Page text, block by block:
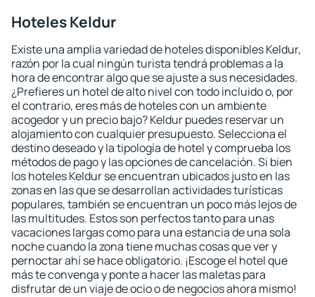
Hoteles Keldur
Existe una amplia variedad de hoteles disponibles Keldur,
razón por la cual ningún turista tendrá problemas a la
hora de encontrar algo que se ajuste a sus necesidades.
¿Prefieres un hotel de alto nivel con todo incluido o, por
el contrario, eres más de hoteles con un ambiente
acogedor y un precio bajo? Keldur puedes reservar un
alojamiento con cualquier presupuesto. Selecciona el
destino deseado y la tipología de hotel y comprueba los
métodos de pago y las opciones de cancelación. Si bien
los hoteles Keldur se encuentran ubicados justo en las
zonas en las que se desarrollan actividades turísticas
populares, también se encuentran un poco más lejos de
las multitudes. Estos son perfectos tanto para unas
vacaciones largas como para una estancia de una sola
noche cuando la zona tiene muchas cosas que ver y
pernoctar ahí se hace obligatorio. ¡Escoge el hotel que
más te convenga y ponte a hacer las maletas para
disfrutar de un viaje de ocio o de negocios ahora mismo!